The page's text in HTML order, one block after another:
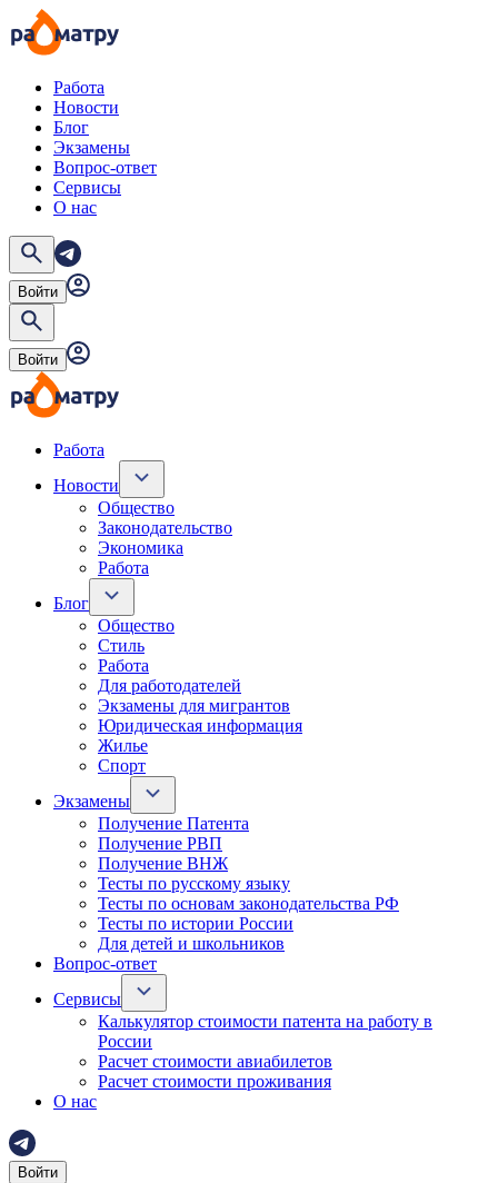
Работа
Новости
Блог
Экзамены
Вопрос-ответ
Сервисы
О нас
Войти
Войти
Работа
Новости
Общество
Законодательство
Экономика
Работа
Блог
Общество
Стиль
Работа
Для работодателей
Экзамены для мигрантов
Юридическая информация
Жилье
Спорт
Экзамены
Получение Патента
Получение РВП
Получение ВНЖ
Тесты по русскому языку
Тесты по основам законодательства РФ
Тесты по истории России
Для детей и школьников
Вопрос-ответ
Сервисы
Калькулятор стоимости патента на работу в
России
Расчет стоимости авиабилетов
Расчет стоимости проживания
О нас
Войти